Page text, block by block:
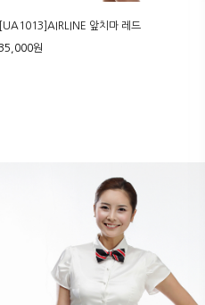
[UA1013]AIRLINE 앞치마 레드
35,000원